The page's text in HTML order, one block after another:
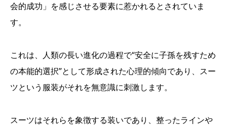
会的成功」を感じさせる要素に惹かれるとされていま
す。
これは、人類の長い進化の過程で“安全に子孫を残すため
の本能的選択”として形成された心理的傾向であり、スー
ツという服装がそれを無意識に刺激します。
スーツはそれらを象徴する装いであり、整ったラインや